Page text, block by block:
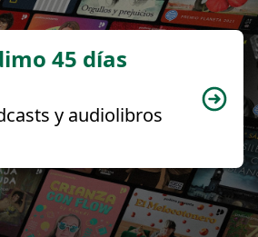
45 días
y audiolibros